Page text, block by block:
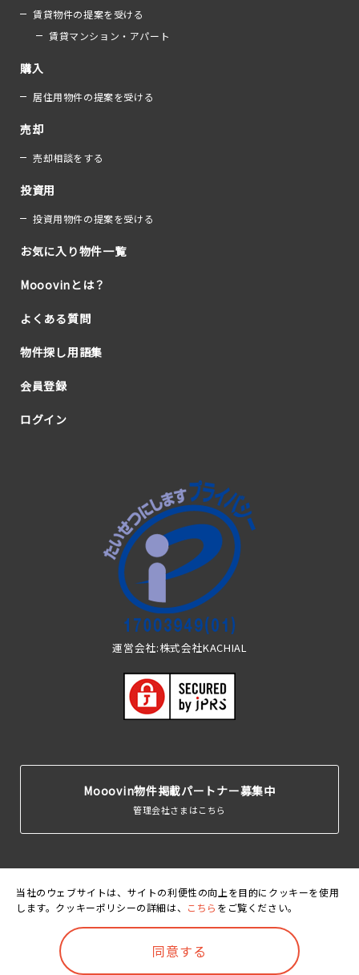
当社のウェブサイトは、サイトの利便性の向上を目的にクッキーを使用
します。クッキーポリシーの詳細は、
こちら をご覧ください。
同意する
賃貸物件の提案を受ける
賃貸マンション・アパート
購入
居住用物件の提案を受ける
売却
売却相談をする
投資用
投資用物件の提案を受ける
お気に入り物件一覧
Mooovinとは？
よくある質問
物件探し用語集
会員登録
ログイン
運営会社:株式会社KACHIAL
Mooovin物件掲載パートナー募集中
管理会社さまはこちら
運営会 利用規 個人情報保護 クッキーポリ 賃貸住宅居住者総
©Mooovin. All rights reserved.